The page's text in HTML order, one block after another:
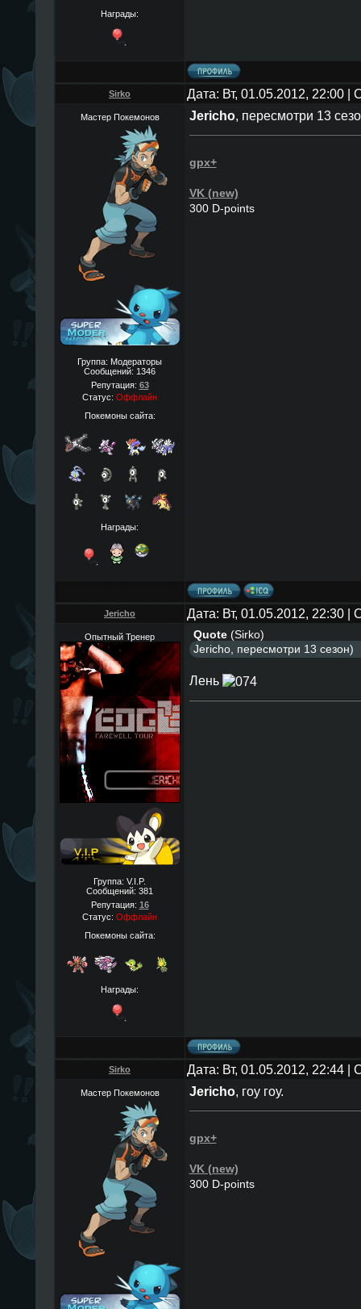
Награды:
Sirko Дата: Вт, 01.05.2012, 22:00
Мастер Покемонов
Группа: Модераторы
Сообщений: 1346
Репутация: 63
Статус: Оффлайн
Покемоны сайта:
Награды:
Jericho, пересмотри 13
gpx+
VK (new)
300 D-points
Jericho Дата: Вт, 01.05.2012, 22:30
Опытный Тренер
Группа: V.I.P.
Сообщений: 381
Репутация: 16
Статус: Оффлайн
Покемоны сайта:
Награды:
Quote(Sirko)
Jericho, пересмотри 13 сезон)
Лень
Sirko Дата: Вт, 01.05.2012, 22:44
Мастер Покемонов Jericho, гоу гоу.
gpx+
VK (new)
300 D-points